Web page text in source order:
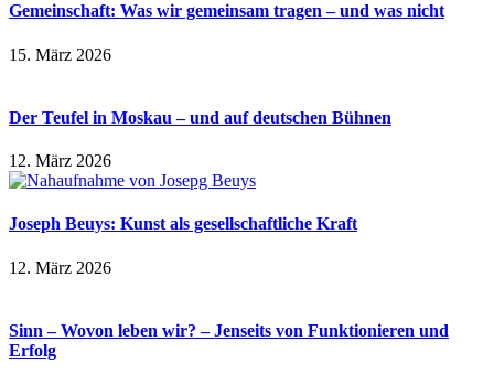
Gemeinschaft: Was wir gemeinsam tragen – und was nicht
15. März 2026
Der Teufel in Moskau – und auf deutschen Bühnen
12. März 2026
Joseph Beuys: Kunst als gesellschaftliche Kraft
12. März 2026
Sinn – Wovon leben wir? – Jenseits von Funktionieren und
Erfolg